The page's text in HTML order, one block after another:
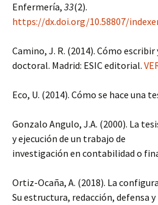
Enfermería, 33(2).
https://dx.doi.org/10.58807/
Camino, J. R. (2014). Cómo
doctoral. Madrid: ESIC editorial.
Eco, U. (2014). Cómo se hace una
Gonzalo Angulo, J.A. (2000). La
y ejecución de un trabajo de
investigación en contabilidad o
Ortiz-Ocaña, A. (2018). La
Su estructura, redacción, defensa